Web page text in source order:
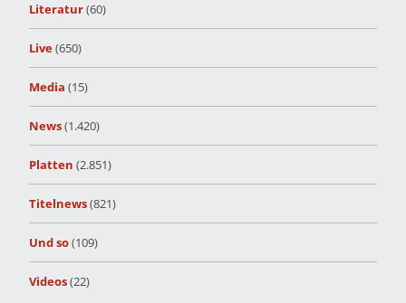
Literatur(60)
Live(650)
Media (15)
News(1.420)
Platten (2.851)
Titelnews(821)
Und so(109)
Videos(22)